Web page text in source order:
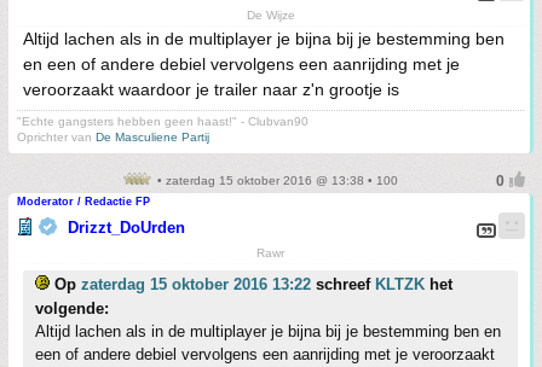
De Wijze
Altijd lachen als in de multiplayer je bijna bij je bestemming ben
en een of andere debiel vervolgens een aanrijding met je
veroorzaakt waardoor je trailer naar z'n grootje is
"Echte gangsters hebben geen haast!" - Clubvan90
Oprichter van De Masculiene Partij
• zaterdag 15 oktober 2016 @ 13:38 • 100
Moderator / Redactie FP
Drizzt_DoUrden
Rawr
Op zaterdag 15 oktober 2016 13:22 schreef KLTZK het
volgende:
Altijd lachen als in de multiplayer je bijna bij je bestemming ben en
een of andere debiel vervolgens een aanrijding met je veroorzaakt